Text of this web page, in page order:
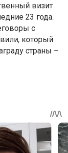
визит
23 года.
с
который
страны –